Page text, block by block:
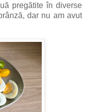
pregătite în diverse
dar nu am avut